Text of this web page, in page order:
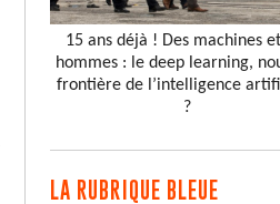
15 ans déjà ! Des machines
hommes : le deep learning,
frontière de l’intelligence
?
LA RUBRIQUE BLEUE